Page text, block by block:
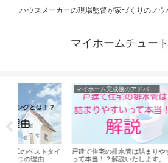
ハウスメーカーの現場監督が家づくりのノウ
マイホームチュー
マイホーム完成後のアドバイス
水管は詰まりやすい
説いたします。
コラム
自己紹介〜ブログコンセプト